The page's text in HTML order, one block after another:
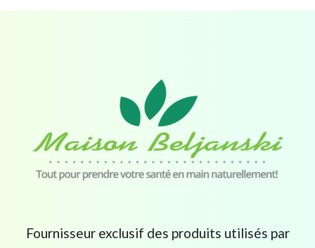
Fournisseur exclusif des produits utilisés par